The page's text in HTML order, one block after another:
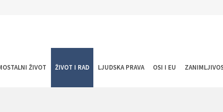
ŽIVOT ŽIVOT I RAD LJUDSKA PRAVA OSI I EU